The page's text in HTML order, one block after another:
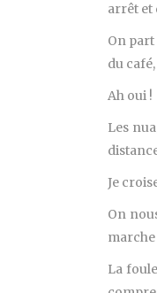
arrêt et
On part
du
Ah oui !
Les
Je
On
La